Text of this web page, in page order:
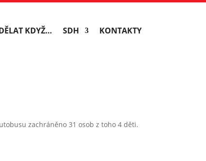
KDYŽ… SDH KONTAKTY
zachráněno 31 osob z toho 4 děti.